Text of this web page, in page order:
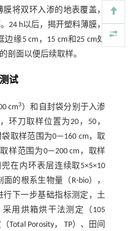
将双环入渗的地表覆盖，
24 h以后，揭开塑料薄膜，
缘5 cm，15 cm和25 cm处
剖面以便后续取样。
试
cm3）和自封袋分别于入渗
环刀取样位置为20，50，
取样范围为0—160 cm，取
样范围为0—200 cm，取样
在内环表层连续取5×5×10
的根系生物量（R-bio），
下一步基础指标测定，土
采用烘箱烘干法测定（105
Porosity， TP）、田间